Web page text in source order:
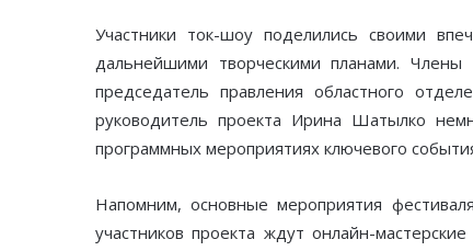
Участники ток-шоу поделились своими
дальнейшими творческими планами.
председатель правления областного
руководитель проекта Ирина Шатылко
программных мероприятиях ключевого
Напомним, основные мероприятия
участников проекта ждут онлайн-